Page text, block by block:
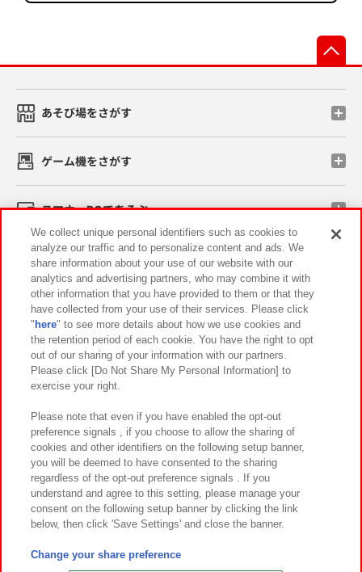
あそび場をさがす
ゲーム機をさがす
スマホ・PCであそぶ
イベント・キャンペーン
関連会社 サステナビリティ サイトポリシー
プライバシーポリシー ウェブアクセシビリティ方針と検証結果
お取引先さまとともに
カスタマーハラスメント対応方針 よくあるご質問・お問い合わせ
©Bandai Namco Amusement Inc.
©Bandai Namco Amusement Lab Inc.
We collect unique personal identifiers such as cookies to
analyze our traffic and to personalize content and ads. We
share information about your use of our website with our
analytics and advertising partners, who may combine it with
other information that you have provided to them or that they
have collected from your use of their services. Please click
" here" to see more details about how we use cookies and
the retention period of each cookie. You have the right to opt
out of our sharing of your information with our partners.
Please click [Do Not Share My Personal Information] to
exercise your right.
Please note that even if you have enabled the opt-out
preference signals , if you choose to allow the sharing of
cookies and other identifiers on the following setup banner,
you will be deemed to have consented to the sharing
regardless of the opt-out preference signals . If you
understand and agree to this setting, please manage your
consent on the following setup banner by clicking the link
below, then click 'Save Settings' and close the banner.
Change your share preference